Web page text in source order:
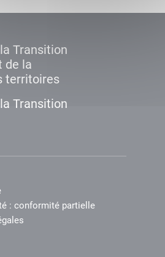
Transition
de la
territoires
Transition
: conformité partielle